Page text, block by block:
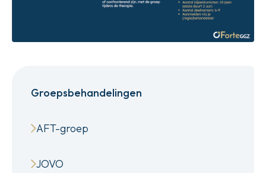
Groepsbehandelingen
AFT-groep
JOVO